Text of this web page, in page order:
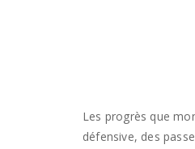
Les progrès que
défensive, des